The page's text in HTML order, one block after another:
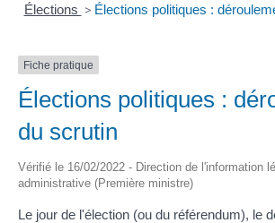
Élections > Élections politiques :
Fiche pratique
Élections politiques :
du scrutin
Vérifié le 16/02/2022 - Direction de l'information
administrative (Première ministre)
Le jour de l'élection (ou du référendum), le